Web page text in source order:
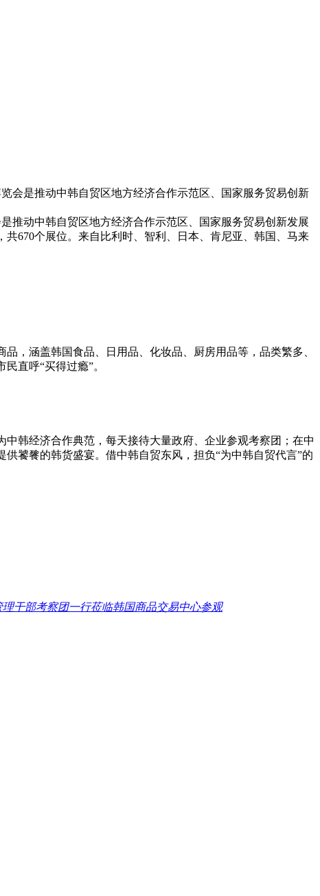
会是推动中韩自贸区地方经济合作示范区、国家服务贸易创新
推动中韩自贸区地方经济合作示范区、国家服务贸易创新发展
670个展位。来自比利时、智利、日本、肯尼亚、韩国、马来
，涵盖韩国食品、日用品、化妆品、厨房用品等，品类繁多、
直呼“买得过瘾”。
韩经济合作典范，每天接待大量政府、企业参观考察团；在中
饕餮的韩货盛宴。借中韩自贸东风，担负“为中韩自贸代言”的
干部考察团一行莅临韩国商品交易中心参观